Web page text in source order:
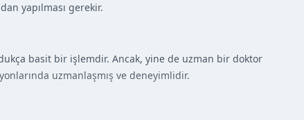
yapılması gerekir.
basit bir işlemdir. Ancak, yine de uzman bir doktor
uzmanlaşmış ve deneyimlidir.